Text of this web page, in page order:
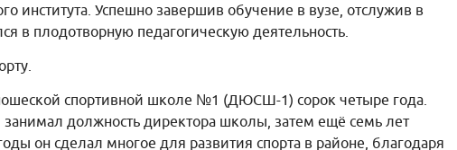
института. Успешно завершив обучение в вузе, отслужив в
в плодотворную педагогическую деятельность.
спортивной школе №1 (ДЮСШ-1) сорок четыре года.
должность директора школы, затем ещё семь лет
он сделал многое для развития спорта в районе, благодаря